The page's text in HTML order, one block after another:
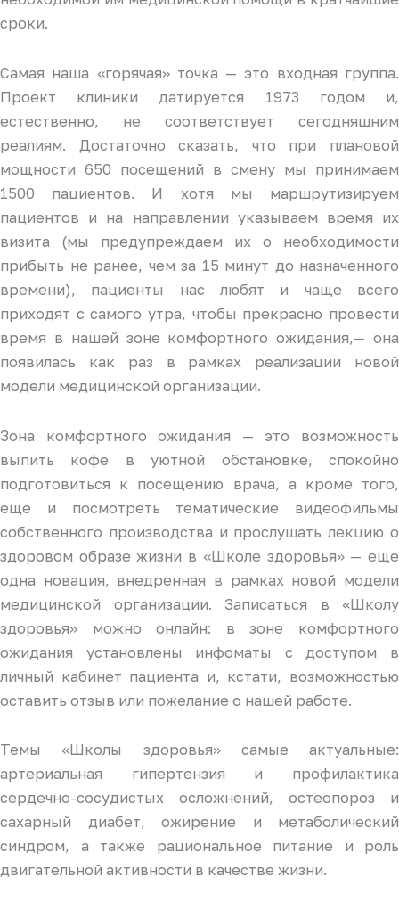
сроки.
Самая наша «горячая» точка — это входная группа.
Проект клиники датируется 1973 годом и,
естественно, не соответствует сегодняшним
реалиям. Достаточно сказать, что при плановой
мощности 650 посещений в смену мы принимаем
1500 пациентов. И хотя мы маршрутизируем
пациентов и на направлении указываем время их
визита (мы предупреждаем их о необходимости
прибыть не ранее, чем за 15 минут до назначенного
времени), пациенты нас любят и чаще всего
приходят с самого утра, чтобы прекрасно провести
время в нашей зоне комфортного ожидания,— она
появилась как раз в рамках реализации новой
модели медицинской организации.
Зона комфортного ожидания — это возможность
выпить кофе в уютной обстановке, спокойно
подготовиться к посещению врача, а кроме того,
еще и посмотреть тематические видеофильмы
собственного производства и прослушать лекцию о
здоровом образе жизни в «Школе здоровья» — еще
одна новация, внедренная в рамках новой модели
медицинской организации. Записаться в «Школу
здоровья» можно онлайн: в зоне комфортного
ожидания установлены инфоматы с доступом в
личный кабинет пациента и, кстати, возможностью
оставить отзыв или пожелание о нашей работе.
Темы «Школы здоровья» самые актуальные:
артериальная гипертензия и профилактика
сердечно-сосудистых осложнений, остеопороз и
сахарный диабет, ожирение и метаболический
синдром, а также рациональное питание и роль
двигательной активности в качестве жизни.